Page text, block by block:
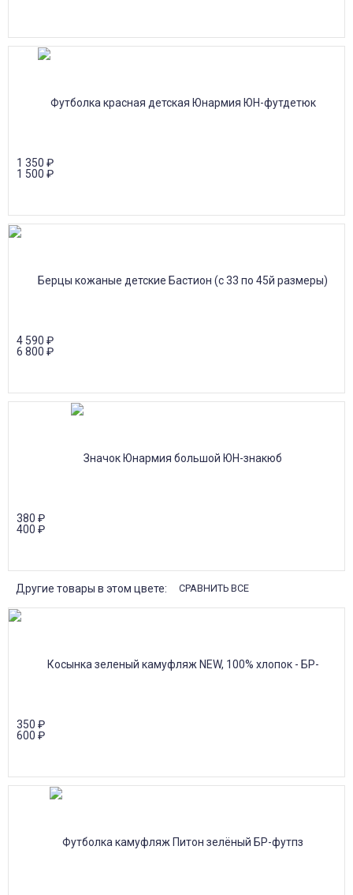
1 350 ₽
1 500 ₽
4 590 ₽
6 800 ₽
380 ₽
400 ₽
Другие товары в этом цвете: СРАВНИТЬ ВСЕ
350 ₽
600 ₽